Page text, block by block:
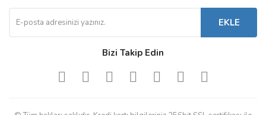
EKLE
Bizi Takip Edin